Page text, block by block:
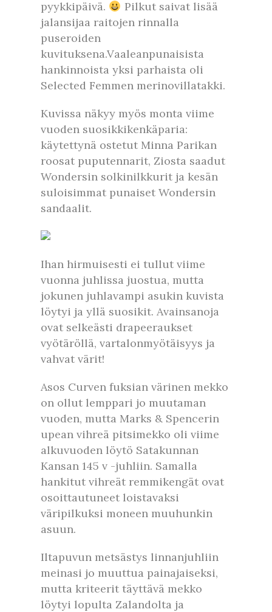
pyykkipäivä.
Pilkut saivat lisää
jalansijaa raitojen rinnalla
puseroiden
kuvituksena.Vaaleanpunaisista
hankinnoista yksi parhaista oli
Selected Femmen merinovillatakki.
Kuvissa näkyy myös monta viime
vuoden suosikkikenkäparia:
käytettynä ostetut Minna Parikan
roosat puputennarit, Ziosta saadut
Wondersin solkinilkkurit ja kesän
suloisimmat punaiset Wondersin
sandaalit.
Ihan hirmuisesti ei tullut viime
vuonna juhlissa juostua, mutta
jokunen juhlavampi asukin kuvista
löytyi ja yllä suosikit. Avainsanoja
ovat selkeästi drapeeraukset
vyötäröllä, vartalonmyötäisyys ja
vahvat värit!
Asos Curven fuksian värinen mekko
on ollut lemppari jo muutaman
vuoden, mutta Marks & Spencerin
upean vihreä pitsimekko oli viime
alkuvuoden löytö Satakunnan
Kansan 145 v -juhliin. Samalla
hankitut vihreät remmikengät ovat
osoittautuneet loistavaksi
väripilkuksi moneen muuhunkin
asuun.
Iltapuvun metsästys linnanjuhliin
meinasi jo muuttua painajaiseksi,
mutta kriteerit täyttävä mekko
löytyi lopulta Zalandolta ja